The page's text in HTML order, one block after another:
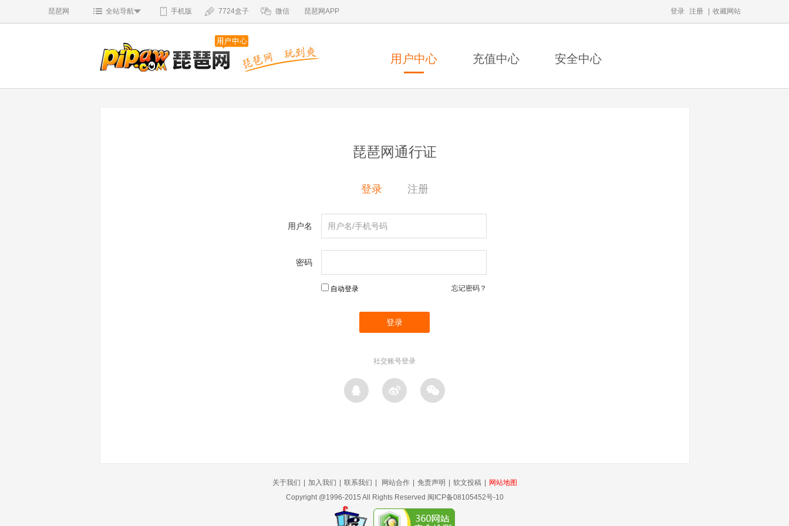
琵琶网 全站导航 手机版 微信 琵琶网APP
7724盒子 收藏网站
登录 注册
用户中心 充值中心 安全中心
琵琶网通行证
登录 注册
用户名
密码
自动登录 忘记密码？
社交账号登录
关于我们 加入我们 联系我们 网站合作 免责声明 软文投稿
网站地图
Copyright @1996-2015 All Rights Reserved 闽ICP备08105452号-10